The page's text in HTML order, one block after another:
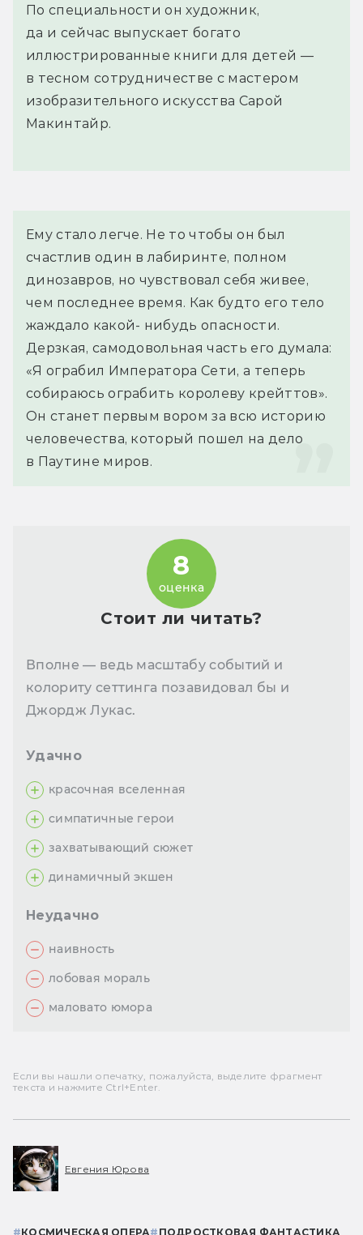
По специальности он художник,
да и сейчас выпускает богато
иллюстрированные книги для детей —
в тесном сотрудничестве с мастером
изобразительного искусства Сарой
Макинтайр.
Ему стало легче. Не то чтобы он был
счастлив один в лабиринте, полном
динозавров, но чувствовал себя живее,
чем последнее время. Как будто его тело
жаждало какой- нибудь опасности.
Дерзкая, самодовольная часть его думала:
«Я ограбил Императора Сети, а теперь
собираюсь ограбить королеву крейттов».
Он станет первым вором за всю историю
человечества, который пошел на дело
в Паутине миров.
Стоит ли читать?
8
оценка
Вполне — ведь масштабу событий и
колориту сеттинга позавидовал бы и
Джордж Лукас.
Удачно
красочная вселенная
симпатичные герои
захватывающий сюжет
динамичный экшен
Неудачно
наивность
лобовая мораль
маловато юмора
Если вы нашли опечатку, пожалуйста, выделите фрагмент
текста и нажмите Ctrl+Enter.
Евгения Юрова
#КОСМИЧЕСКАЯ ОПЕРА# ПОДРОСТКОВАЯ ФАНТАСТИКА